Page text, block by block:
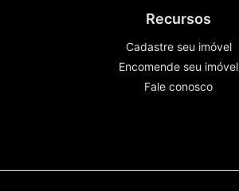
Recursos
Cadastre seu imóvel
Encomende seu imóvel
Fale conosco